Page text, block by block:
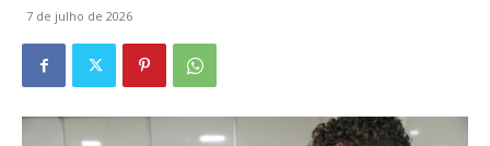
7 de julho de 2026